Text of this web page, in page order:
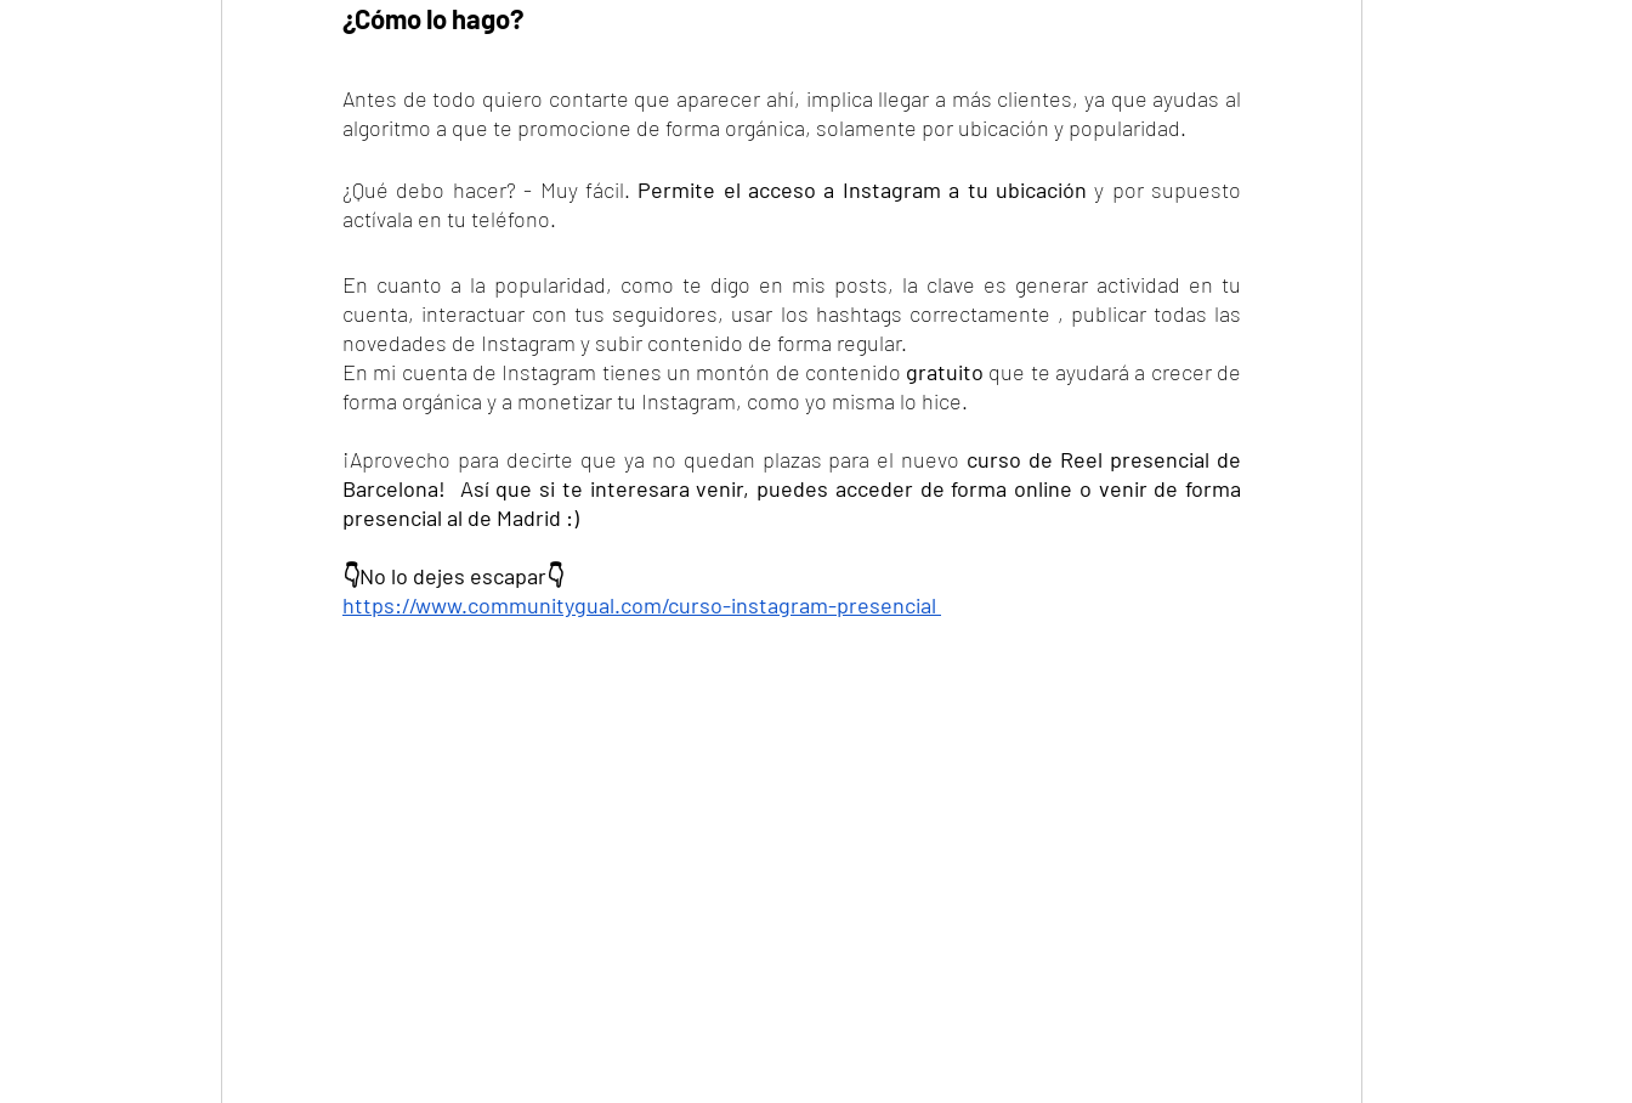
¿Cómo lo hago?
Antes de todo quiero contarte que aparecer ahí, implica llegar a más clientes, ya que ayudas al
algoritmo a que te promocione de forma orgánica, solamente por ubicación y popularidad.
¿Qué debo hacer? - Muy fácil. Permite el acceso a Instagram a tu ubicación y por supuesto
actívala en tu teléfono.
En cuanto a la popularidad, como te digo en mis posts, la clave es generar actividad en tu
cuenta, interactuar con tus seguidores, usar los hashtags correctamente , publicar todas las
novedades de Instagram y subir contenido de forma regular.
En mi cuenta de Instagram tienes un montón de contenido gratuito que te ayudará a crecer de
forma orgánica y a monetizar tu Instagram, como yo misma lo hice.
¡Aprovecho para decirte que ya no quedan plazas para el nuevo curso de Reel presencial de
Barcelona!  Así que si te interesara venir, puedes acceder de forma online o venir de forma
presencial al de Madrid :)
👇No lo dejes escapar👇
https://www.communitygual.com/curso-instagram-presencial